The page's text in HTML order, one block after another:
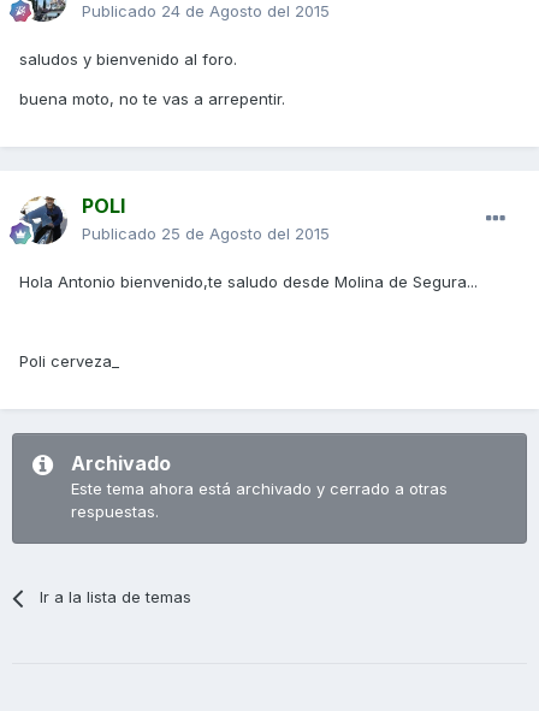
Publicado 24 de Agosto del 2015
saludos y bienvenido al foro.
buena moto, no te vas a arrepentir.
POLI
Publicado 25 de Agosto del 2015
Hola Antonio bienvenido,te saludo desde Molina de Segura...
Poli cerveza_
Archivado
Este tema ahora está archivado y cerrado a otras
respuestas.
Ir a la lista de temas